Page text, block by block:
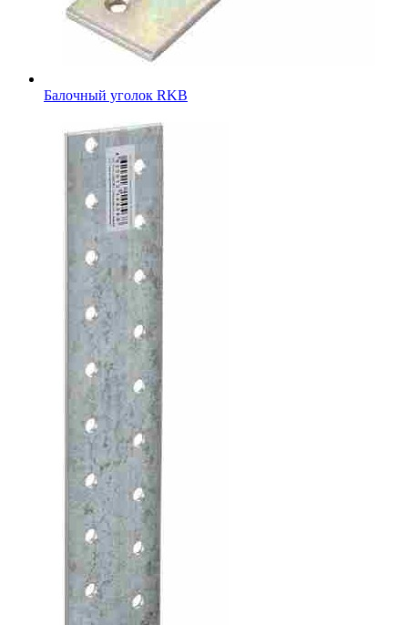
Балочный уголок RKB